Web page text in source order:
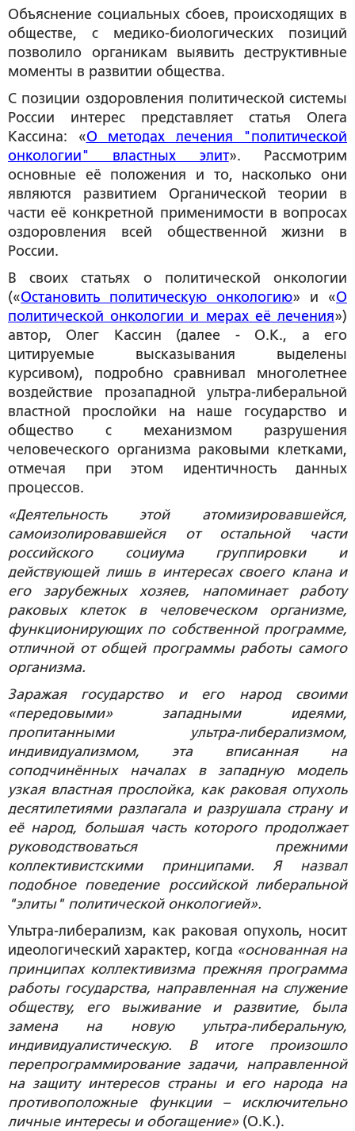
Объяснение социальных сбоев, происходящих в
обществе, с медико-биологических позиций
позволило органикам выявить деструктивные
моменты в развитии общества.
С позиции оздоровления политической системы
России интерес представляет статья Олега
Кассина: «О методах лечения "политической
онкологии" властных элит». Рассмотрим
основные её положения и то, насколько они
являются развитием Органической теории в
части её конкретной применимости в вопросах
оздоровления всей общественной жизни в
России.
В своих статьях о политической онкологии
(«Остановить политическую онкологию» и «О
политической онкологии и мерах её лечения»)
автор, Олег Кассин (далее - О.К., а его
цитируемые высказывания выделены
курсивом), подробно сравнивал многолетнее
воздействие прозападной ультра-либеральной
властной прослойки на наше государство и
общество с механизмом разрушения
человеческого организма раковыми клетками,
отмечая при этом идентичность данных
процессов.
«Деятельность этой атомизировавшейся,
самоизолировавшейся от остальной части
российского социума группировки и
действующей лишь в интересах своего клана и
его зарубежных хозяев, напоминает работу
раковых клеток в человеческом организме,
функционирующих по собственной программе,
отличной от общей программы работы самого
организма.
Заражая государство и его народ своими
«передовыми» западными идеями,
пропитанными ультра-либерализмом,
индивидуализмом, эта вписанная на
соподчинённых началах в западную модель
узкая властная прослойка, как раковая опухоль
десятилетиями разлагала и разрушала страну и
её народ, большая часть которого продолжает
руководствоваться прежними
коллективистскими принципами. Я назвал
подобное поведение российской либеральной
"элиты" политической онкологией».
Ультра-либерализм, как раковая опухоль, носит
идеологический характер, когда «основанная на
принципах коллективизма прежняя программа
работы государства, направленная на служение
обществу, его выживание и развитие, была
замена на новую ультра-либеральную,
индивидуалистическую. В итоге произошло
перепрограммирование задачи, направленной
на защиту интересов страны и его народа на
противоположные функции – исключительно
личные интересы и обогащение» (О.К.).